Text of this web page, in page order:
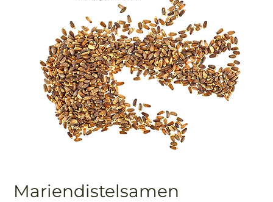
Mariendistelsamen